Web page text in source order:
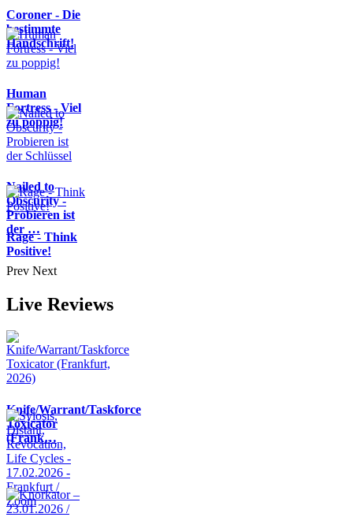
Coroner - Die
bestimmte
Handschrift!
Human
Fortress - Viel
zu poppig!
Nailed to
Obscurity -
Probieren ist
der …
Rage - Think
Positive!
Prev Next
Live Reviews
Knife/Warrant/Taskforce
Toxicator
(Frank…